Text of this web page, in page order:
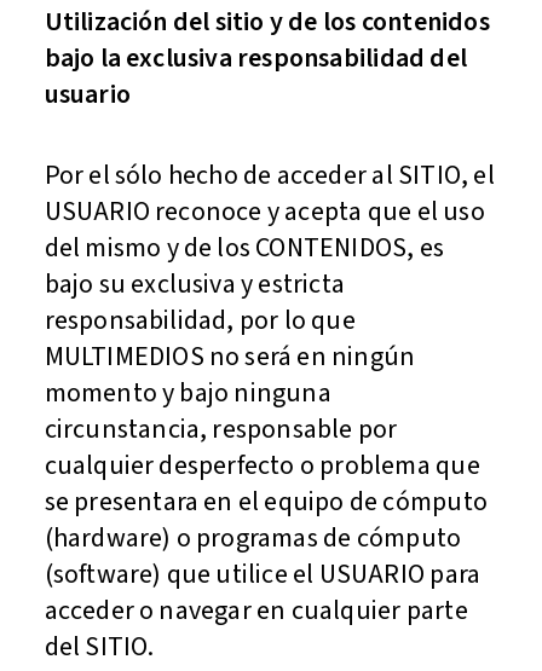
Utilización del sitio y de los contenidos
bajo la exclusiva responsabilidad del
usuario
Por el sólo hecho de acceder al SITIO, el
USUARIO reconoce y acepta que el uso
del mismo y de los CONTENIDOS, es
bajo su exclusiva y estricta
responsabilidad, por lo que
MULTIMEDIOS no será en ningún
momento y bajo ninguna
circunstancia, responsable por
cualquier desperfecto o problema que
se presentara en el equipo de cómputo
(hardware) o programas de cómputo
(software) que utilice el USUARIO para
acceder o navegar en cualquier parte
del SITIO.